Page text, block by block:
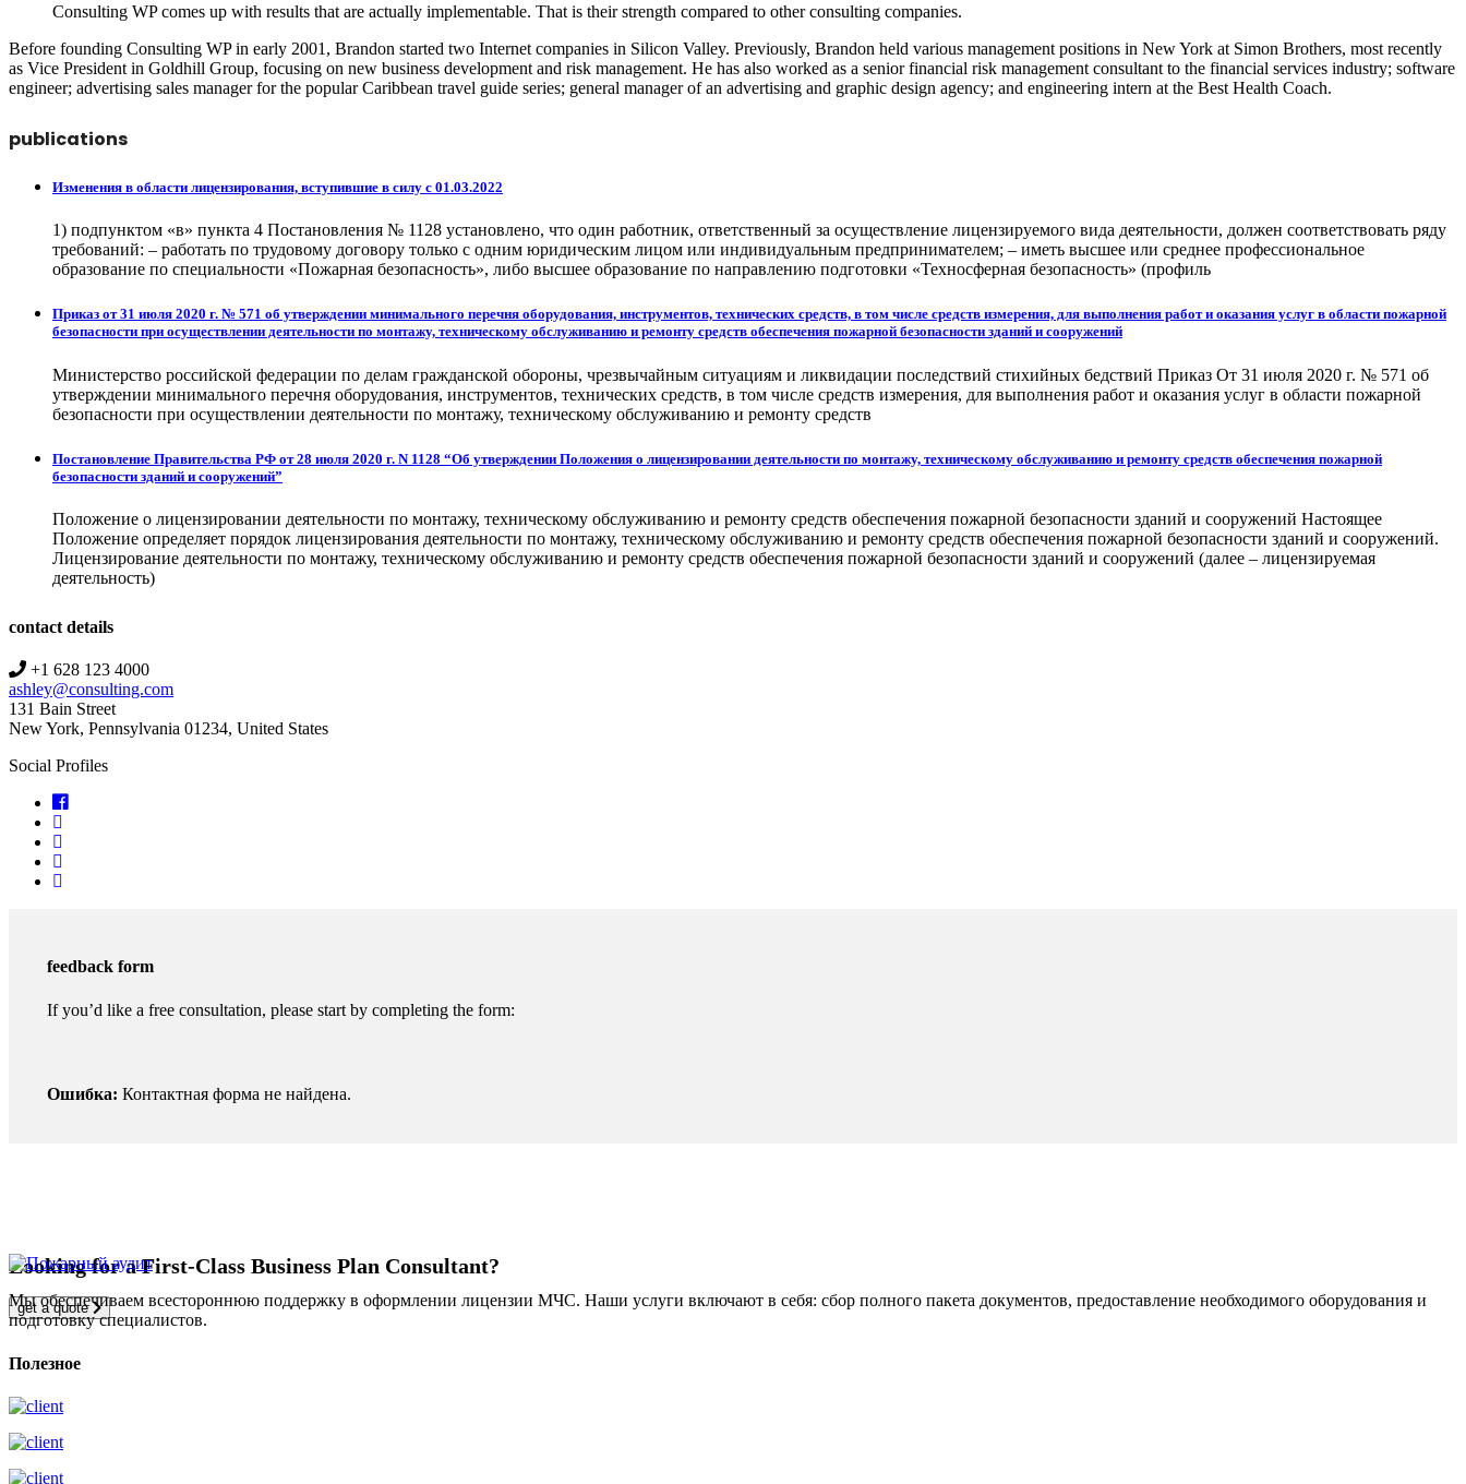
Consulting WP comes up with results that are actually implementable. That is their strength compared to other consulting companies.
Before founding Consulting WP in early 2001, Brandon started two Internet companies in Silicon Valley. Previously, Brandon held various management positions in New York at Simon Brothers, most recently
as Vice President in Goldhill Group, focusing on new business development and risk management. He has also worked as a senior financial risk management consultant to the financial services industry; software
engineer; advertising sales manager for the popular Caribbean travel guide series; general manager of an advertising and graphic design agency; and engineering intern at the Best Health Coach.
publications
Изменения в области лицензирования, вступившие в силу с 01.03.2022
1) подпунктом «в» пункта 4 Постановления № 1128 установлено, что один работник, ответственный за осуществление лицензируемого вида деятельности, должен соответствовать ряду
требований: – работать по трудовому договору только с одним юридическим лицом или индивидуальным предпринимателем; – иметь высшее или среднее профессиональное
образование по специальности «Пожарная безопасность», либо высшее образование по направлению подготовки «Техносферная безопасность» (профиль
Приказ от 31 июля 2020 г. № 571 об утверждении минимального перечня оборудования, инструментов, технических средств, в том числе средств измерения, для выполнения работ и оказания услуг в области пожарной
безопасности при осуществлении деятельности по монтажу, техническому обслуживанию и ремонту средств обеспечения пожарной безопасности зданий и сооружений
Министерство российской федерации по делам гражданской обороны, чрезвычайным ситуациям и ликвидации последствий стихийных бедствий Приказ От 31 июля 2020 г. № 571 об
утверждении минимального перечня оборудования, инструментов, технических средств, в том числе средств измерения, для выполнения работ и оказания услуг в области пожарной
безопасности при осуществлении деятельности по монтажу, техническому обслуживанию и ремонту средств
Постановление Правительства РФ от 28 июля 2020 г. N 1128 “Об утверждении Положения о лицензировании деятельности по монтажу, техническому обслуживанию и ремонту средств обеспечения пожарной
безопасности зданий и сооружений”
Положение о лицензировании деятельности по монтажу, техническому обслуживанию и ремонту средств обеспечения пожарной безопасности зданий и сооружений Настоящее
Положение определяет порядок лицензирования деятельности по монтажу, техническому обслуживанию и ремонту средств обеспечения пожарной безопасности зданий и сооружений.
Лицензирование деятельности по монтажу, техническому обслуживанию и ремонту средств обеспечения пожарной безопасности зданий и сооружений (далее – лицензируемая
деятельность)
contact details
+1 628 123 4000
ashley@consulting.com
131 Bain Street
New York, Pennsylvania 01234, United States
Social Profiles
feedback form
If you’d like a free consultation, please start by completing the form:
Ошибка: Контактная форма не найдена.
Looking for a First-Class Business Plan Consultant?
get a quote
Мы обеспечиваем всестороннюю поддержку в оформлении лицензии МЧС. Наши услуги включают в себя: сбор полного пакета документов, предоставление необходимого оборудования и
подготовку специалистов.
Полезное